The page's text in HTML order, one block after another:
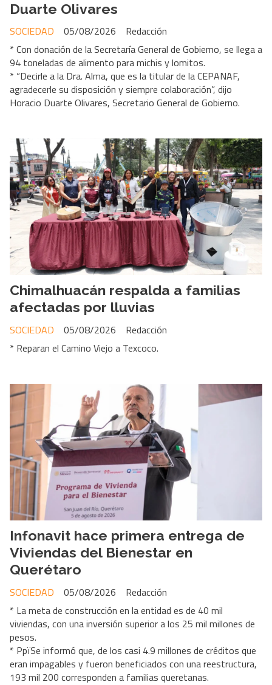
Duarte Olivares
Redacción
SOCIEDAD
05/08/2026
* Con donación de la Secretaría General de Gobierno, se llega a
94 toneladas de alimento para michis y lomitos.
* “Decirle a la Dra. Alma, que es la titular de la CEPANAF,
agradecerle su disposición y siempre colaboración”, dijo
Horacio Duarte Olivares, Secretario General de Gobierno.
Chimalhuacán respalda a familias
afectadas por lluvias
Redacción
SOCIEDAD
05/08/2026
* Reparan el Camino Viejo a Texcoco.
Infonavit hace primera entrega de
Viviendas del Bienestar en
Querétaro
Redacción
SOCIEDAD
05/08/2026
* La meta de construcción en la entidad es de 40 mil
viviendas, con una inversión superior a los 25 mil millones de
pesos.
* PpïSe informó que, de los casi 4.9 millones de créditos que
eran impagables y fueron beneficiados con una reestructura,
193 mil 200 corresponden a familias queretanas.